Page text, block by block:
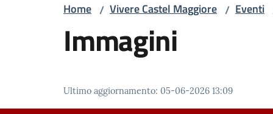
Home / Vivere Castel Maggiore / Eventi
Immagini
Ultimo aggiornamento: 05-06-2026 13:09